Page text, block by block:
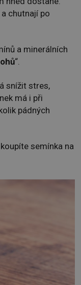
chutnají po
a minerálních
“.
snížit stres,
má i při
pádných
semínka na